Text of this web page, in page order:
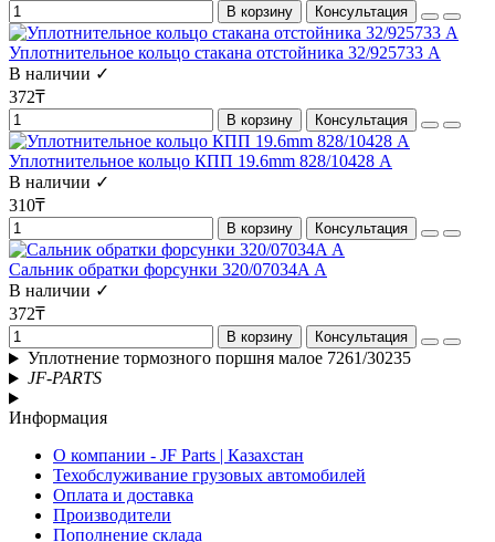
В корзину Консультация
Уплотнительное кольцо стакана отстойника 32/925733 А
В наличии ✓
372₸
В корзину Консультация
Уплотнительное кольцо КПП 19.6mm 828/10428 А
В наличии ✓
310₸
В корзину Консультация
Сальник обратки форсунки 320/07034A А
В наличии ✓
372₸
В корзину Консультация
Уплотнение тормозного поршня малое 7261/30235
JF-PARTS
Информация
О компании - JF Parts | Казахстан
Техобслуживание грузовых автомобилей
Оплата и доставка
Производители
Пополнение склада